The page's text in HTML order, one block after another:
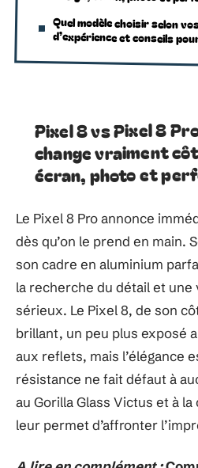
Quel modèle choisir selon
d’expérience et conseils
Pixel 8 vs Pixel 8
change vraiment
écran, photo et
Le Pixel 8 Pro annonce
dès qu’on le prend en main.
son cadre en aluminium
la recherche du détail et une
sérieux. Le Pixel 8, de son
brillant, un peu plus exposé
aux reflets, mais l’élégance
résistance ne fait défaut à
au Gorilla Glass Victus et à
leur permet d’affronter